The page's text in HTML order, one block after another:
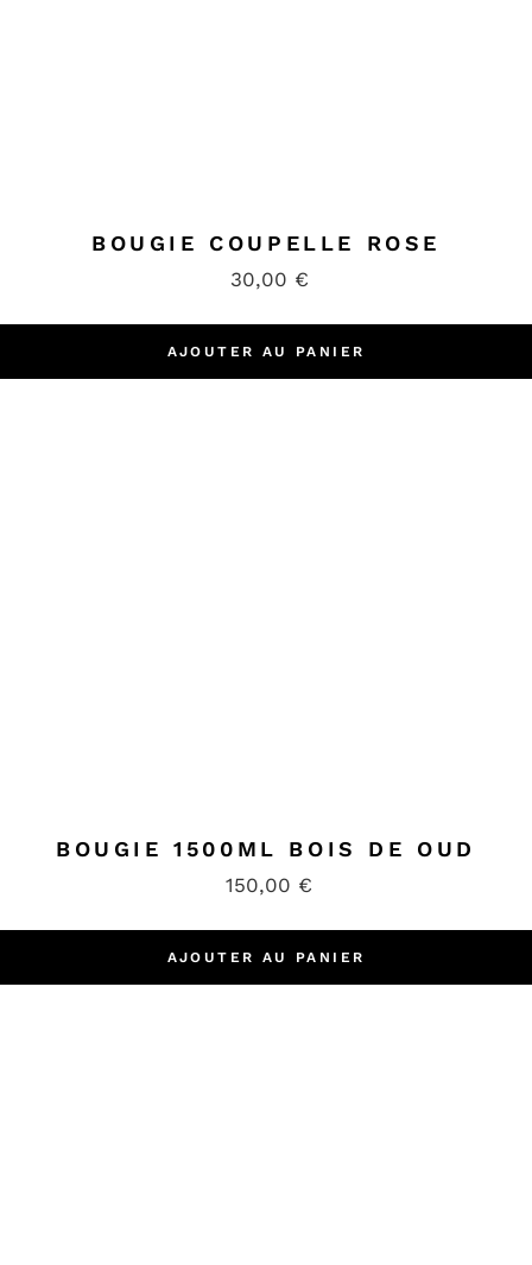
BOUGIE COUPELLE ROSE
30,00 €
AJOUTER AU PANIER
BOUGIE 1500ML BOIS DE OUD
150,00 €
AJOUTER AU PANIER